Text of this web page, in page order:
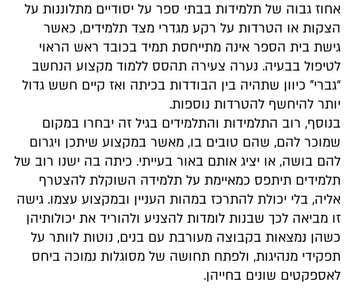
אחוז גבוה של תלמידות בבתי ספר על יסודיים מתלוננות על
הצקות או הטרדות על רקע מגדרי מצד תלמידים, כאשר
גישת בית הספר אינה מתייחסת תמיד בכובד ראש הראוי
לטיפול בבעיה. נערה צעירה תהסס ללמוד מקצוע הנחשב
“גברי” כיוון שתהיה בין הבודדות בכיתה ואז קיים חשש גדול
יותר להיחשף להטרדות נוספות.
בנוסף, רוב התלמידות והתלמידים בגיל זה יבחרו במקום
שמוכר להם, שהם טובים בו, מאשר במקצוע שיתכן ויגרום
להם בושה, או יציג אותם באור בעייתי. כיתה בה ישנו רוב של
תלמידים תיתפס כמאיימת על תלמידה השוקלת להצטרף
אליה, בלי יכולת להתרכז במהות העניין ובמקצוע עצמו. גישה
זו מביאה לכך שבנות לומדות להצניע ולהוריד את יכולותיהן
כשהן נמצאות בקבוצה מעורבת עם בנים, נוטות לוותר על
תפקידי מנהיגות, ולפתח תחושה של מסוגלות נמוכה ביחס
לאספקטים שונים בחייהן.